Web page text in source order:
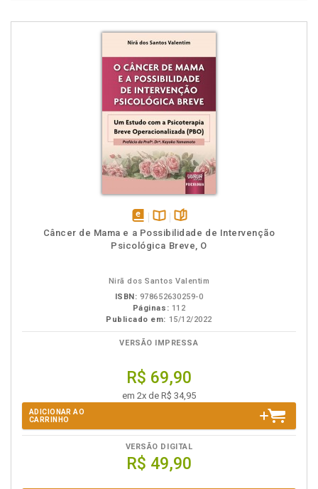
disponível
em
Disponível
na
páginas
Câncer de Mama e a Possibilidade de Intervenção
Psicológica Breve, O
Nirã dos Santos Valentim
ISBN: 978652630259-0
Páginas: 112
Publicado em: 15/12/2022
VERSÃO IMPRESSA
R$ 69,90
em 2x de R$ 34,95
ADICIONAR AO
CARRINHO
VERSÃO DIGITAL
R$ 49,90